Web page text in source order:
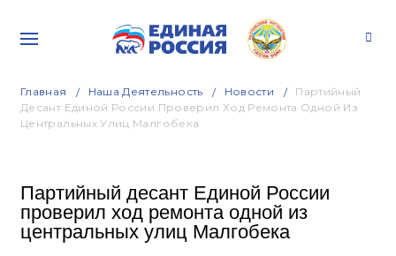
Главная Наша Деятельность Новости
Партийный
Десант Единой России Проверил Ход Ремонта Одной Из
Центральных Улиц Малгобека
Партийный десант Единой России
проверил ход ремонта одной из
центральных улиц Малгобека